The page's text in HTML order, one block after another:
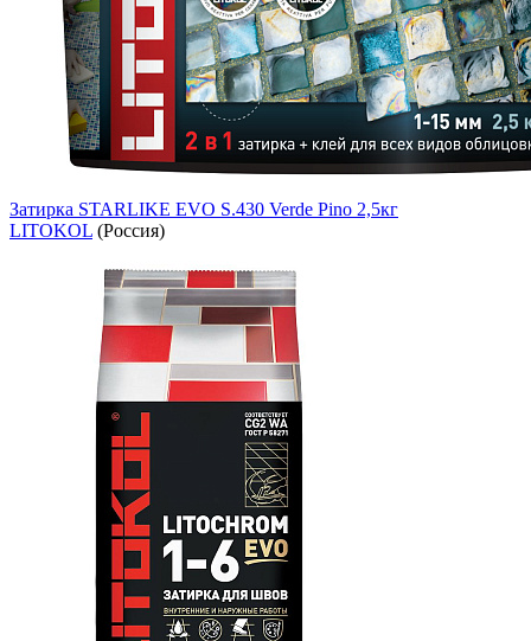
Затирка STARLIKE EVO S.430 Verde Pino 2,5кг
LITOKOL (Россия)